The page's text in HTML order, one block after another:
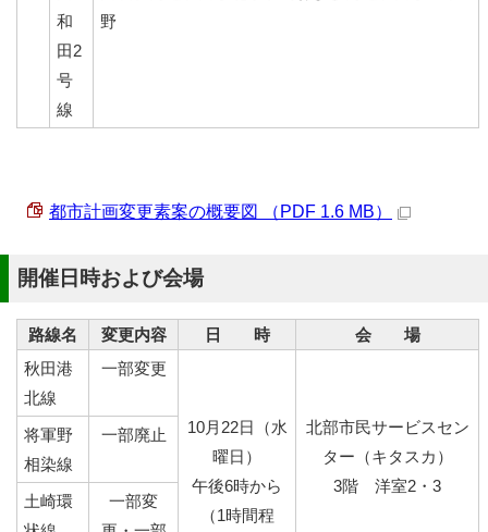
和
田2
号
線
野
都市計画変更素案の概要図 （PDF 1.6 MB）
開催日時および会場
路線名 変更内容 日 時
会 場
秋田港
北線
一部変更
10月22日（水
曜日）
午後6時から
（1時間程
北部市民サービスセン
ター（キタスカ）
3階 洋室2・3
将軍野
相染線
一部廃止
土崎環
一部変